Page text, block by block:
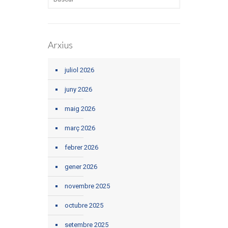
Arxius
juliol 2026
juny 2026
maig 2026
març 2026
febrer 2026
gener 2026
novembre 2025
octubre 2025
setembre 2025